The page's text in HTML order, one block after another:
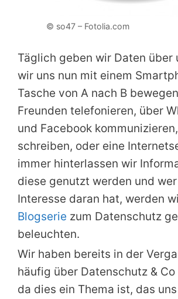
© so47 – Fotolia.com
Täglich geben wir Daten über
wir uns nun mit einem
Tasche von A nach B
Freunden telefonieren, über
und Facebook
schreiben, oder eine
immer hinterlassen wir
diese genutzt werden und
Interesse daran hat, werden
Blogserie zum Datenschutz
beleuchten.
Wir haben bereits in der
häufig über Datenschutz &
da dies ein Thema ist, das